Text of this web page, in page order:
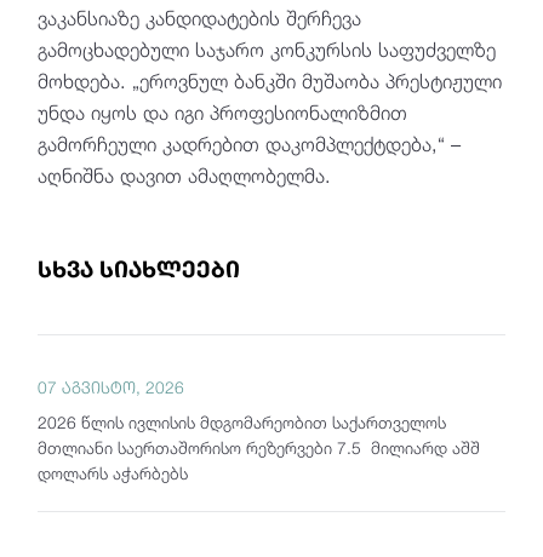
ვაკანსიაზე კანდიდატების შერჩევა
გამოცხადებული საჯარო კონკურსის საფუძველზე
მოხდება. „ეროვნულ ბანკში მუშაობა პრესტიჟული
უნდა იყოს და იგი პროფესიონალიზმით
გამორჩეული კადრებით დაკომპლექტდება,“ –
აღნიშნა დავით ამაღლობელმა.
სხვა სიახლეები
07 აგვისტო, 2026
2026 წლის ივლისის მდგომარეობით საქართველოს
მთლიანი საერთაშორისო რეზერვები 7.5 მილიარდ აშშ
დოლარს აჭარბებს